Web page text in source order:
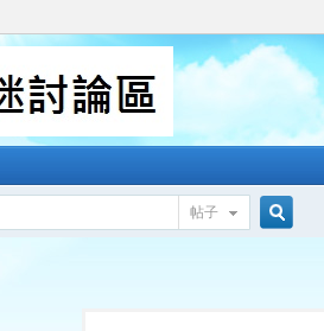
帖子